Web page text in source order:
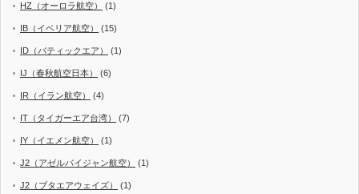
HZ（オーロラ航空） (1)
IB（イベリア航空） (15)
ID（バティックエア） (1)
IJ（春秋航空日本） (6)
IR（イラン航空） (4)
IT（タイガーエア台湾） (7)
IY（イエメン航空） (1)
J2（アゼルバイジャン航空） (1)
J2（ブタエアウェイズ） (1)